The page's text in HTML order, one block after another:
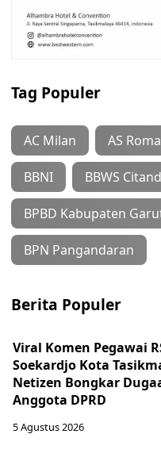
Tag Populer
AC Milan AS Roma
BBNI BBWS
BPBD Kabupaten
BPN Pangandaran
Berita Populer
Viral Komen Pegawai
Soekardjo Kota
Netizen Bongkar
Anggota DPRD
5 Agustus 2026